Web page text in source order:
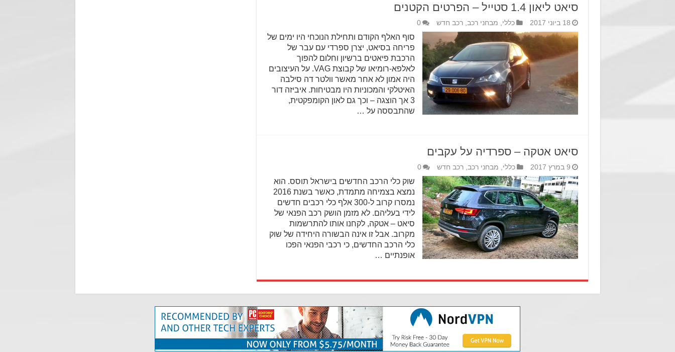
סיאט ליאון 1.4 סטייל – הפרטים הקטנים
18 ביוני 2017 כללי, מבחני רכב,רכב חדש 0
סוף האלף הקודם ותחילת הנוכחי היו ימים של
פריחה בסיאט, יצרן ספרדי עם עבר של
הרכבת פיאטים ברשיון וחלום להפוך
לאלפא-רומיאו של קבוצת VAG. על העיצובים
היה אמון לא אחר מאשר וולטר דה סילבה
האיטלקי והמכוניות היו מבטיחות. איביזה דור
3 אך הוצגה – וכך גם לאון הקומפקטית,
שהתבססה על …
סיאט אטקה – ספרדיה על עקבים
9 במרץ 2017 כללי, מבחני רכב,רכב חדש 0
שוק כלי הרכב החדשים בישראל תוסס. הוא
נמצא בצמיחה מתמדת, כאשר בשנת 2016
נמסרו קרוב ל-300 אלף כלי רכבים חדשים
לידי בעליהם. לא מזמן הושק רכב הפנאי של
סיאט – אטקה, לקחנו אותו להתרשמות
מקרוב. אבל זו אינה הבשורה היחידה של שוק
כלי הרכב החדשים, כי רכבי הפנאי הפכו
אופנתיים …